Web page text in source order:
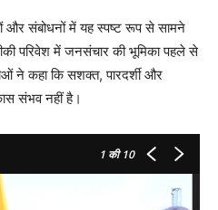
संबोधनों में यह स्पष्ट रूप से सामने
परिवेश में जनसंचार की भूमिका पहले से
ने कहा कि सशक्त, पारदर्शी और
संभव नहीं है।
1 की 10